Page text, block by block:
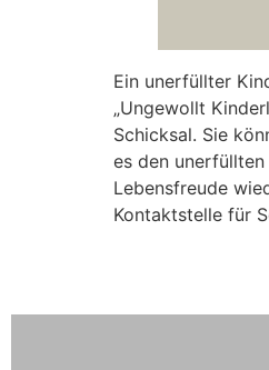
Ein unerfüllter
„Ungewollt
Schicksal. Sie
es den
Lebensfreude
Kontaktstelle für